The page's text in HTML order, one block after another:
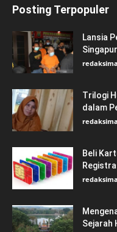
Posting Terpopuler
Lansia
Trilogi
dalam
Beli
Sejarah